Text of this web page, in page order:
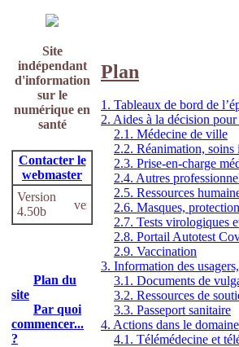
Site
indépendant
d'information
sur le
numérique en
santé
Contacter le
webmaster
Version
4.50b
Plan du
site
Par quoi
commencer...
?
Plan
1. Tableaux de bord de
2. Aides à la décision
2.1. Médecine de ville
2.2. Réanimation, soins
2.3. Prise-en-charge
2.4. Autres
2.5. Ressources
2.6. Masques,
2.7. Tests virologiques
2.8. Portail Autotest
2.9. Vaccination
3. Information des
3.1. Documents de
3.2. Ressources de
3.3. Passeport sanitaire
4. Actions dans le
4.1. Télémédecine et